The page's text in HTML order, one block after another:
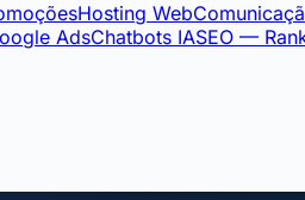
Hosting Web
AdsChatbots IASEO —